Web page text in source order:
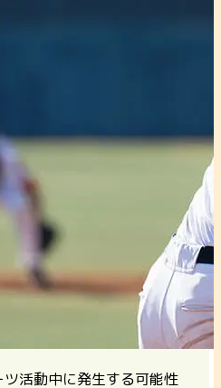
活動中に発生する可能性